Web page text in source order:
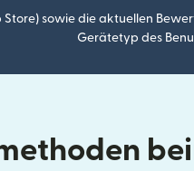
sowie die aktuellen
Gerätetyp des